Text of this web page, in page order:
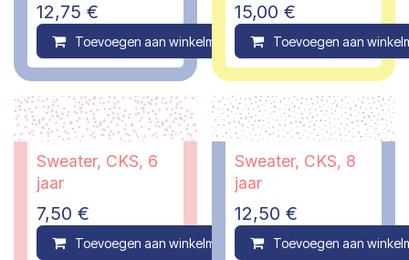
12,75 €
Toevoegen aan winkelmandje Compare
15,00 €
Toevoegen aan
Sweater, CKS, 6
jaar
7,50 €
Toevoegen aan winkelmandje Compare
Sweater, CKS, 8
jaar
12,50 €
Toevoegen aan